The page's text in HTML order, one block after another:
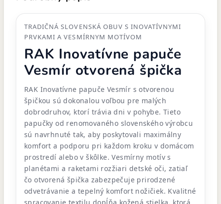
TRADIČNÁ SLOVENSKÁ OBUV S INOVATÍVNYMI
PRVKAMI A VESMÍRNYM MOTÍVOM
RAK Inovatívne papuče
Vesmír otvorená špička
RAK Inovatívne papuče Vesmír s otvorenou
špičkou sú dokonalou voľbou pre malých
dobrodruhov, ktorí trávia dni v pohybe. Tieto
papučky od renomovaného slovenského výrobcu
sú navrhnuté tak, aby poskytovali maximálny
komfort a podporu pri každom kroku v domácom
prostredí alebo v škôlke. Vesmírny motív s
planétami a raketami rozžiari detské oči, zatiaľ
čo otvorená špička zabezpečuje prirodzené
odvetrávanie a tepelný komfort nožičiek. Kvalitné